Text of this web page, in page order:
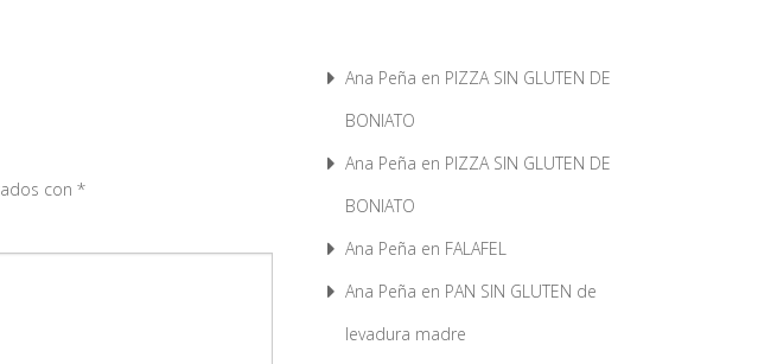
con *
Ana Peña en PIZZA SIN GLUTEN DE
BONIATO
Ana Peña en PIZZA SIN GLUTEN DE
BONIATO
Ana Peña en FALAFEL
Ana Peña en PAN SIN GLUTEN de
levadura madre